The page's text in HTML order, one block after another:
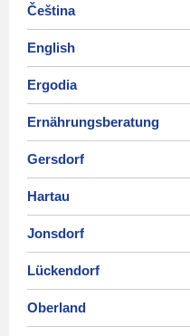
Čeština
English
Ergodia
Ernährungsberatung
Gersdorf
Hartau
Jonsdorf
Lückendorf
Oberland